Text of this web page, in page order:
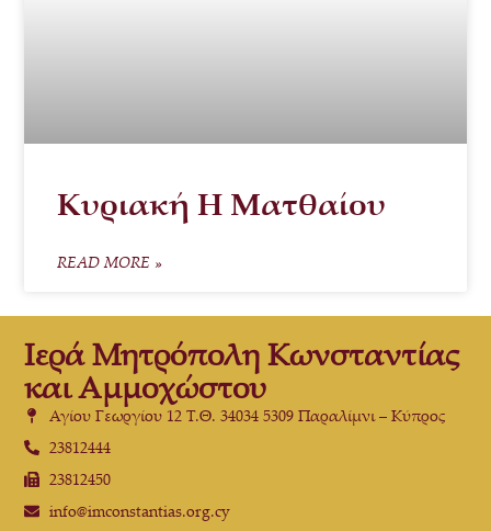
Κυριακή Η Ματθαίου
READ MORE »
Ιερά Μητρόπολη Κωνσταντίας
και Αμμοχώστου
Αγίου Γεωργίου 12 Τ.Θ. 34034 5309 Παραλίμνι – Κύπρος
23812444
23812450
info@imconstantias.org.cy